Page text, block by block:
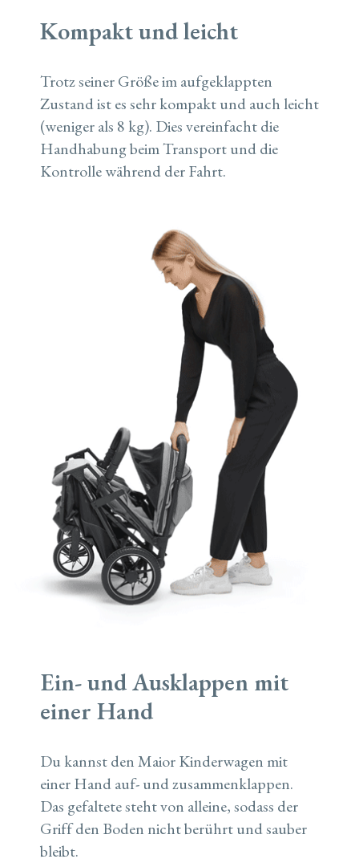
Kompakt und leicht
Trotz seiner Größe im aufgeklappten
Zustand ist es sehr kompakt und auch leicht
(weniger als 8 kg). Dies vereinfacht die
Handhabung beim Transport und die
Kontrolle während der Fahrt.
Ein- und Ausklappen mit
einer Hand
Du kannst den Maior Kinderwagen mit
einer Hand auf- und zusammenklappen.
Das gefaltete steht von alleine, sodass der
Griff den Boden nicht berührt und sauber
bleibt.